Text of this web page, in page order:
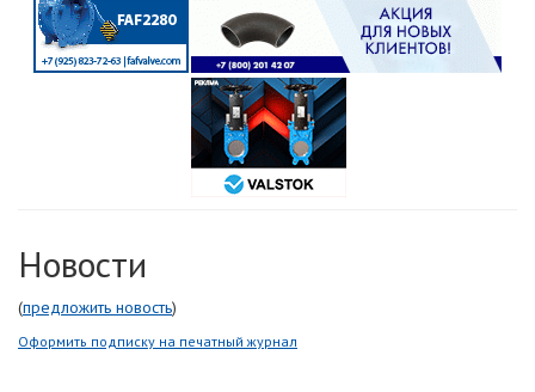
Новости
(предложить новость)
Оформить подписку на печатный журнал